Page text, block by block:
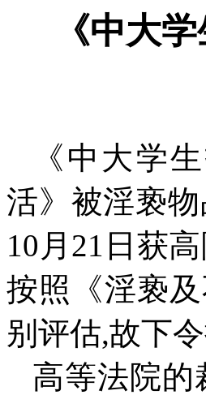
《中大
《中大学
活》被淫亵
10 月 21 日获
按照《淫亵
别评估,故下
高等法院的